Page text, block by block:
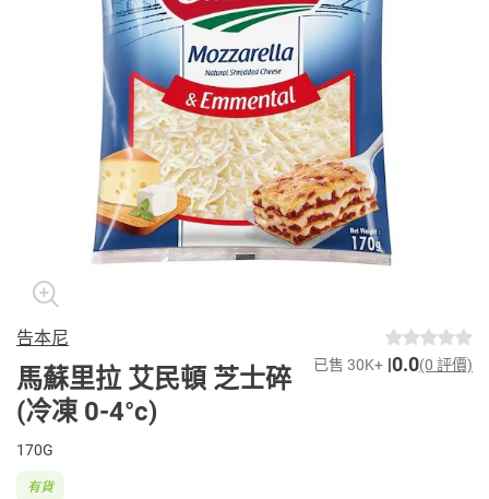
告本尼
馬蘇里拉 艾民頓 芝士碎
(冷凍 0-4°c)
已售 30K+ 0.0(0 評價)
170G
有貨